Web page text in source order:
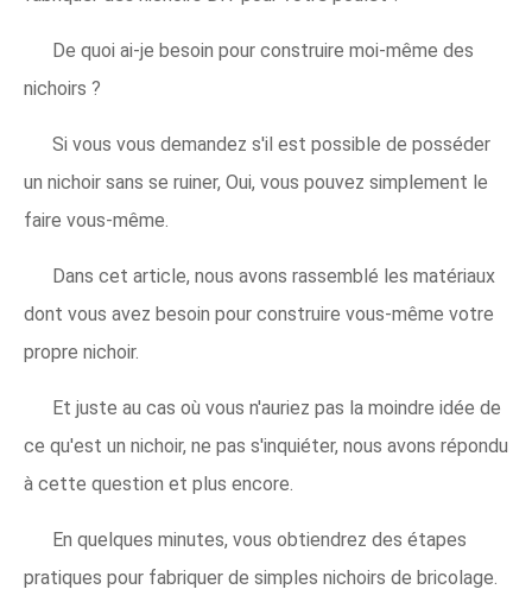
De quoi ai-je besoin pour construire moi-même des
nichoirs ?
Si vous vous demandez s'il est possible de posséder
un nichoir sans se ruiner, Oui, vous pouvez simplement le
faire vous-même.
Dans cet article, nous avons rassemblé les matériaux
dont vous avez besoin pour construire vous-même votre
propre nichoir.
Et juste au cas où vous n'auriez pas la moindre idée de
ce qu'est un nichoir, ne pas s'inquiéter, nous avons répondu
à cette question et plus encore.
En quelques minutes, vous obtiendrez des étapes
pratiques pour fabriquer de simples nichoirs de bricolage.